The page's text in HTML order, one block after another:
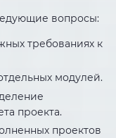
вопросы:
требованиях к
модулей.
проекта.
проектов